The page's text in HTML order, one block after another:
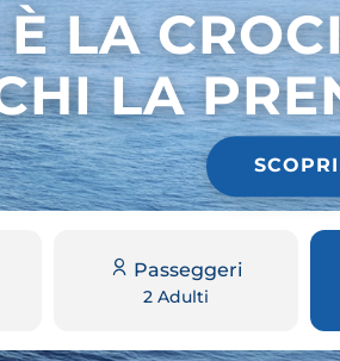
LA
LA
Passeggeri
2 Adulti